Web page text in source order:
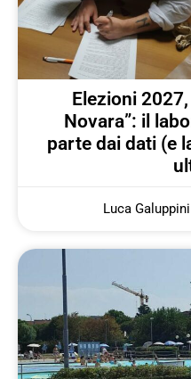
Elezioni
Novara”: il
parte dai dati (e
Luca Galuppini